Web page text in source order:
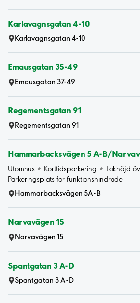
Karlavagnsgatan 4-10
Karlavagnsgatan 4-10
Emausgatan 35-49
Emausgatan 37-49
Regementsgatan 91
Regementsgatan 91
Hammarbacksvägen 5 A-B/
Utomhus Korttidsparkering
Takhöjd
Parkeringsplats för funktionshindrade
Hammarbacksvägen 5A-B
Narvavägen 15
Narvavägen 15
Spantgatan 3 A-D
Spantgatan 3 A-D